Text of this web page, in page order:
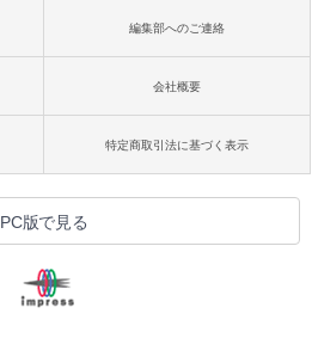
編集部へのご連絡
会社概要
特定商取引法に基づく表示
PC版で見る